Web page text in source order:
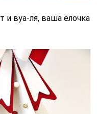
и вуа-ля, ваша ёлочка